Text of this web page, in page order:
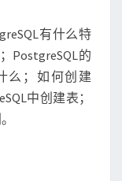
有什么特
PostgreSQL的
么；如何创建
中创建表；